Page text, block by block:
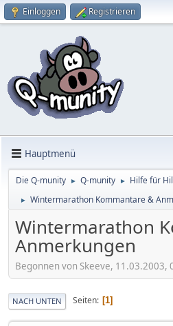
Einloggen Registrieren
Hauptmenü
Die Q-munity ► Q-munity ► Hilfe für
► Wintermarathon Kommantare &
Wintermarathon
Anmerkungen
Begonnen von Skeeve, 11.03.2003,
NACH UNTEN Seiten 1